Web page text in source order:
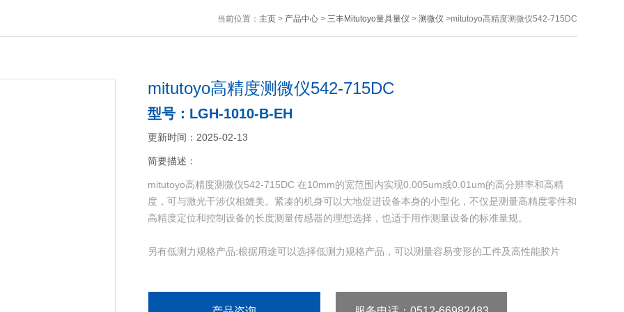
当前位置： 主页> 产品中心> 三丰Mitutoyo量具量仪 > 测微仪 >mitutoyo高精度测微仪542-715DC
mitutoyo高精度测微仪542-715DC
型号：LGH-1010-B-EH
更新时间：2025-02-13
简要描述：
mitutoyo高精度测微仪542-715DC 在10mm的宽范围内实现0.005um或0.01um的高分辨率和高精
度，可与激光干涉仪相媲美。紧凑的机身可以大地促进设备本身的小型化，不仅是测量高精度零件和
高精度定位和控制设备的长度测量传感器的理想选择，也适于用作测量设备的标准量规。
另有低测力规格产品:根据用途可以选择低测力规格产品，可以测量容易变形的工件及高性能胶片